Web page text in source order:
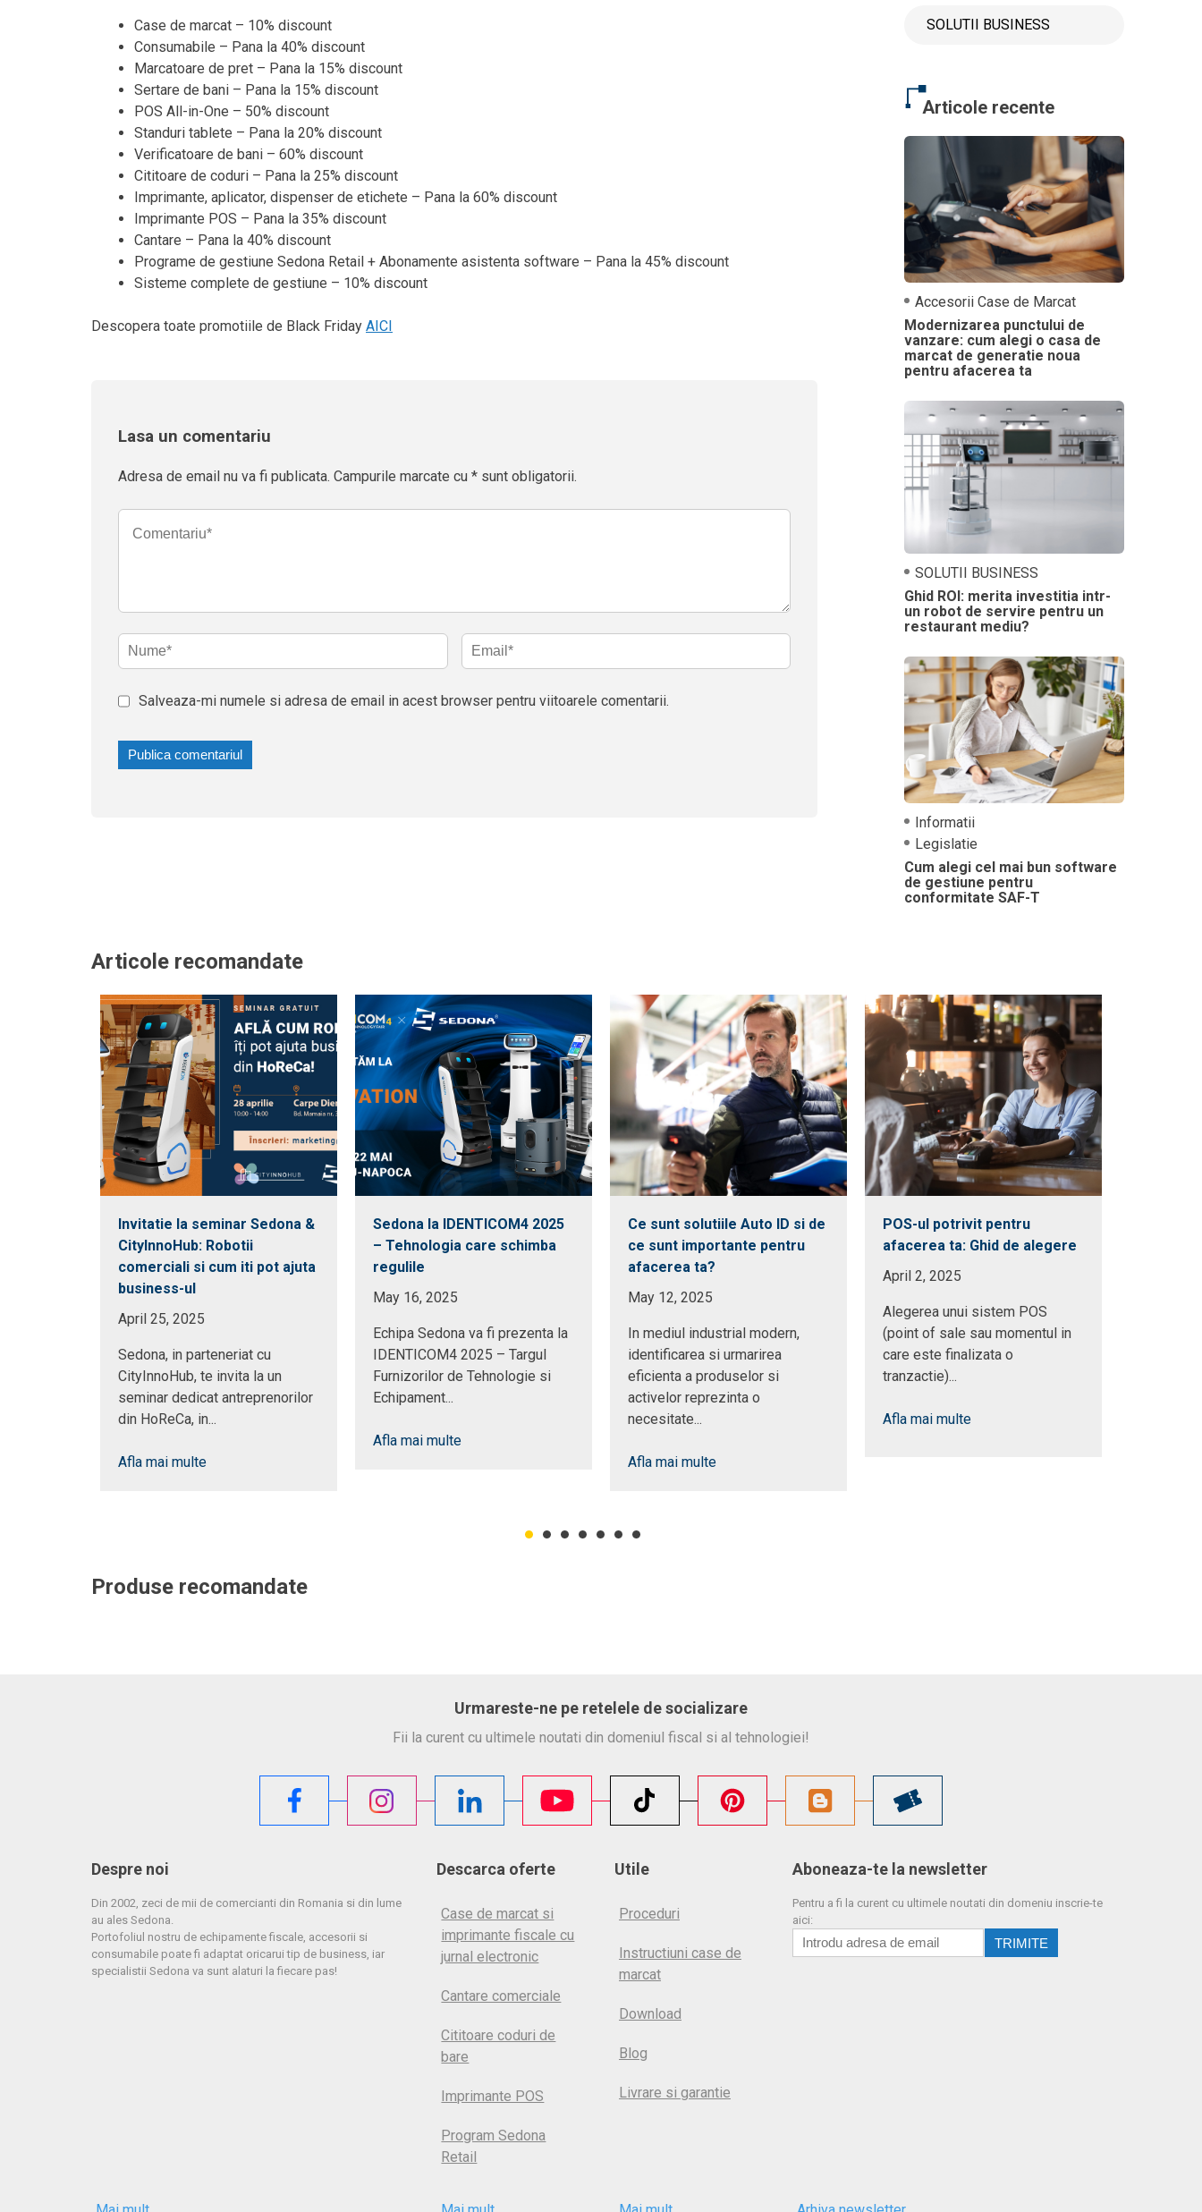
Case de marcat – 10% discount
Consumabile – Pana la 40% discount
Marcatoare de pret – Pana la 15% discount
Sertare de bani – Pana la 15% discount
POS All-in-One – 50% discount
Standuri tablete – Pana la 20% discount
Verificatoare de bani – 60% discount
Cititoare de coduri – Pana la 25% discount
Imprimante, aplicator, dispenser de etichete – Pana la 60% discount
Imprimante POS – Pana la 35% discount
Cantare – Pana la 40% discount
Programe de gestiune Sedona Retail + Abonamente asistenta software – Pana la 45% discount
Sisteme complete de gestiune – 10% discount
Descopera toate promotiile de Black Friday AICI
Lasa un comentariu
Adresa de email nu va fi publicata. Campurile marcate cu * sunt obligatorii.
Salveaza-mi numele si adresa de email in acest browser pentru viitoarele comentarii.
SOLUTII BUSINESS
Articole recente
Accesorii Case de Marcat
Modernizarea punctului de
vanzare: cum alegi o casa de
marcat de generatie noua
pentru afacerea ta
SOLUTII BUSINESS
Ghid ROI: merita investitia intr-
un robot de servire pentru un
restaurant mediu?
Informatii
Legislatie
Cum alegi cel mai bun software
de gestiune pentru
conformitate SAF-T
Articole recomandate
Invitatie la seminar Sedona &
CityInnoHub: Robotii
comerciali si cum iti pot ajuta
business-ul
April 25, 2025
Sedona, in parteneriat cu
CityInnoHub, te invita la un
seminar dedicat antreprenorilor
din HoReCa, in...
Afla mai multe
Sedona la IDENTICOM4 2025
– Tehnologia care schimba
regulile
May 16, 2025
Echipa Sedona va fi prezenta la
IDENTICOM4 2025 – Targul
Furnizorilor de Tehnologie si
Echipament...
Afla mai multe
Ce sunt solutiile Auto ID si de
ce sunt importante pentru
afacerea ta?
May 12, 2025
In mediul industrial modern,
identificarea si urmarirea
eficienta a produselor si
activelor reprezinta o
necesitate...
Afla mai multe
POS-ul potrivit pentru
afacerea ta: Ghid de alegere
April 2, 2025
Alegerea unui sistem POS
(point of sale sau momentul in
care este finalizata o
tranzactie)...
Afla mai multe
Produse recomandate
Urmareste-ne pe retelele de socializare
Fii la curent cu ultimele noutati din domeniul fiscal si al tehnologiei!
Despre noi
Din 2002, zeci de mii de comercianti din Romania si din lume
au ales Sedona.
Portofoliul nostru de echipamente fiscale, accesorii si
consumabile poate fi adaptat oricarui tip de business, iar
specialistii Sedona va sunt alaturi la fiecare pas!
Descarca oferte
Case de marcat si
imprimante fiscale cu
jurnal electronic
Cantare comerciale
Cititoare coduri de
bare
Imprimante POS
Program Sedona
Retail
Utile
Proceduri
Instructiuni case de
marcat
Download
Blog
Livrare si garantie
Aboneaza-te la newsletter
Pentru a fi la curent cu ultimele noutati din domeniu inscrie-te
aici: